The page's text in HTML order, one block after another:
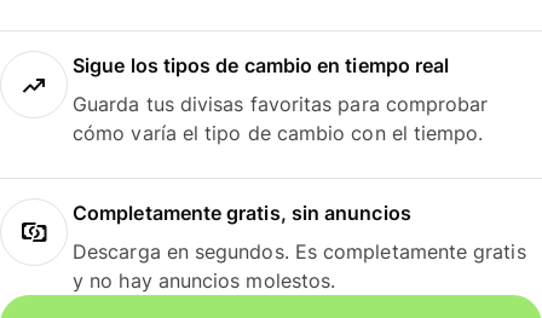
Sigue los tipos de cambio en tiempo real
Guarda tus divisas favoritas para comprobar
cómo varía el tipo de cambio con el tiempo.
Completamente gratis, sin anuncios
Descarga en segundos. Es completamente gratis
y no hay anuncios molestos.